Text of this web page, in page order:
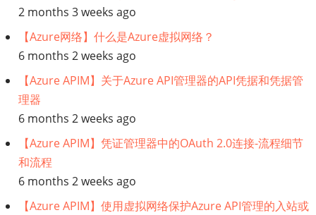
2 months 3 weeks ago
【Azure网络】什么是Azure虚拟网络？
6 months 2 weeks ago
【Azure APIM】关于Azure API管理器的API凭据和凭据管
理器
6 months 2 weeks ago
【Azure APIM】凭证管理器中的OAuth 2.0连接-流程细节
和流程
6 months 2 weeks ago
【Azure APIM】使用虚拟网络保护Azure API管理的入站或